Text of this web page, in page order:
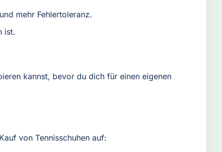
mehr Fehlertoleranz.
ist.
kannst, bevor du dich für einen eigenen
von Tennisschuhen auf: